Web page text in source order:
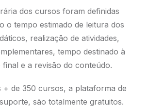
dos cursos foram definidas
o tempo estimado de leitura dos
realização de atividades,
tempo destinado à
final e a revisão do conteúdo.
+ de 350 cursos, a plataforma de
são totalmente gratuitos.